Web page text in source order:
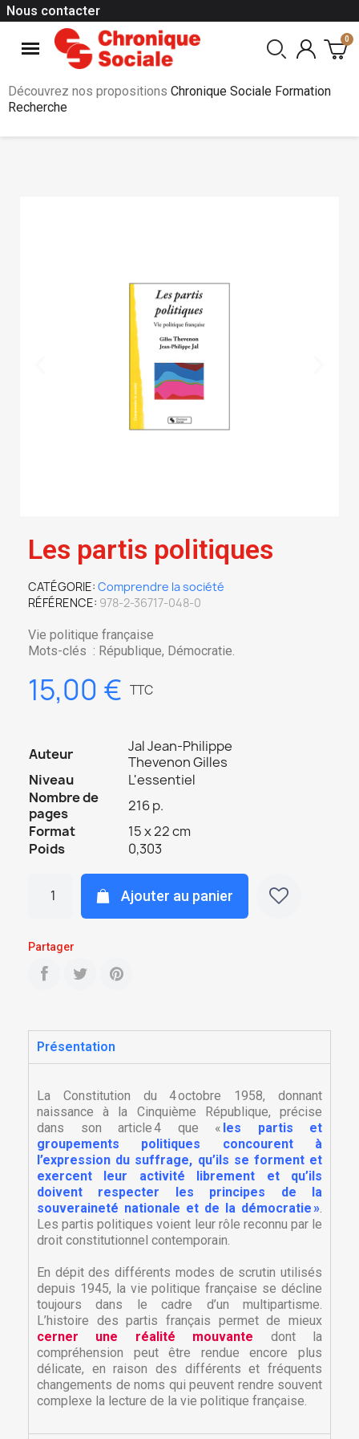
Nous contacter
Découvrez nos propositions Chronique Sociale Formation
Recherche
Les partis politiques
CATÉGORIE Comprendre la société
RÉFÉRENCE 978-2-36717-048-0
Vie politique française
Mots-clés : République, Démocratie.
15,00 € TTC
Auteur
Jal Jean-Philippe
Thevenon Gilles
Niveau
L'essentiel
Nombre de
pages
216 p.
Format
15 x 22 cm
Poids
0,303
Ajouter au panier
Partager
Présentation
La Constitution du 4 octobre 1958, donnant
naissance à la Cinquième République, précise
dans son article 4 que « les partis et
groupements politiques concourent à
l’expression du suffrage, qu’ils se forment et
exercent leur activité librement et qu’ils
doivent respecter les principes de la
souveraineté nationale et de la démocratie ».
Les partis politiques voient leur rôle reconnu par le
droit constitutionnel contemporain.
En dépit des différents modes de scrutin utilisés
depuis 1945, la vie politique française se décline
toujours dans le cadre d’un multipartisme.
L’histoire des partis français permet de mieux
cerner une réalité mouvante dont la
compréhension peut être rendue encore plus
délicate, en raison des différents et fréquents
changements de noms qui peuvent rendre souvent
complexe la lecture de la vie politique française.